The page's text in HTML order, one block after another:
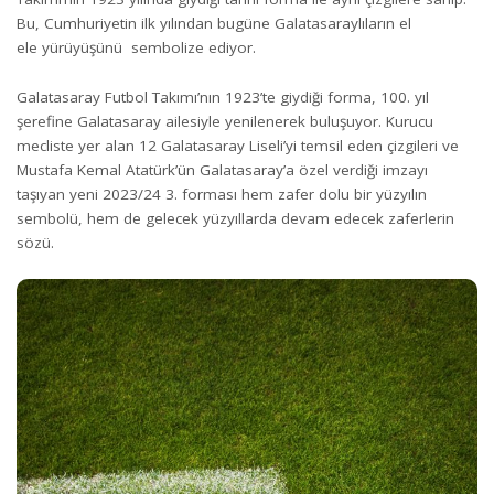
Bu, Cumhuriyetin ilk yılından bugüne Galatasaraylıların el
ele yürüyüşünü sembolize ediyor.
Galatasaray Futbol Takımı’nın 1923’te giydiği forma, 100. yıl
şerefine Galatasaray ailesiyle yenilenerek buluşuyor. Kurucu
mecliste yer alan 12 Galatasaray Liseli’yi temsil eden çizgileri ve
Mustafa Kemal Atatürk’ün Galatasaray’a özel verdiği imzayı
taşıyan yeni 2023/24 3. forması hem zafer dolu bir yüzyılın
sembolü, hem de gelecek yüzyıllarda devam edecek zaferlerin
sözü.